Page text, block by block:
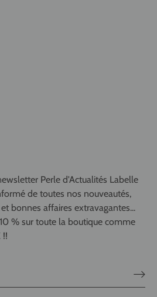
Perle d'Actualités Labelle
de toutes nos nouveautés,
bonnes affaires extravagantes...
% sur toute la boutique comme
!!